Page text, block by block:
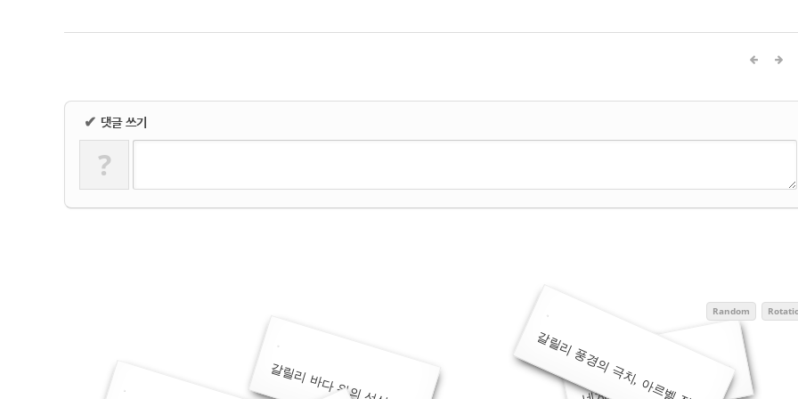
✔ 댓글 쓰기
?
Random
갈릴리 풍경의 극치, 아르벨 절벽
네게브 사막 여행 3박4일 (1)